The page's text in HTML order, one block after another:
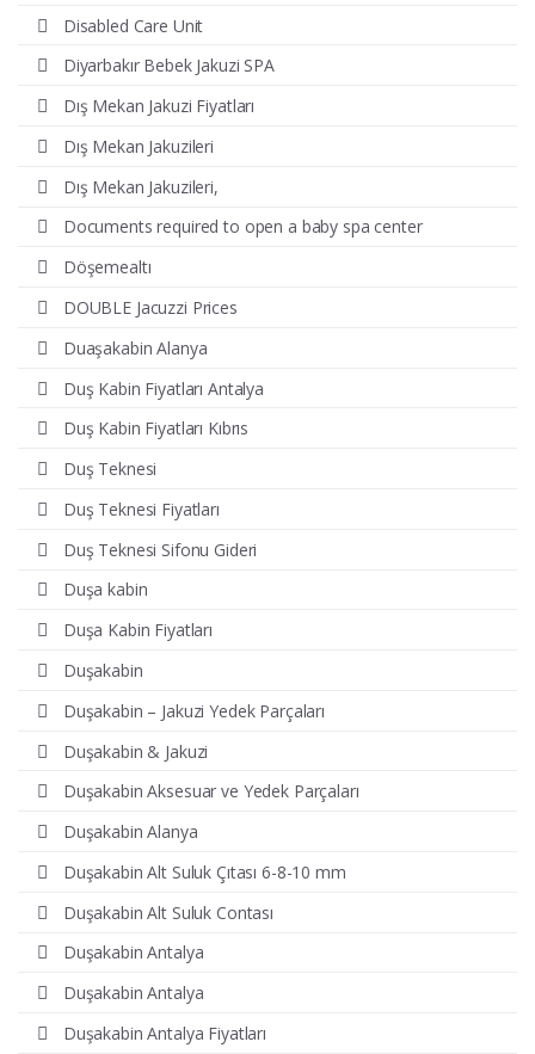
Disabled Care Unit
Diyarbakır Bebek Jakuzi SPA
Dış Mekan Jakuzi Fiyatları
Dış Mekan Jakuzileri
Dış Mekan Jakuzileri,
Documents required to open a baby spa center
Döşemealtı
DOUBLE Jacuzzi Prices
Duaşakabin Alanya
Duş Kabin Fiyatları Antalya
Duş Kabin Fiyatları Kıbrıs
Duş Teknesi
Duş Teknesi Fiyatları
Duş Teknesi Sifonu Gideri
Duşa kabin
Duşa Kabin Fiyatları
Duşakabin
Duşakabin – Jakuzi Yedek Parçaları
Duşakabin & Jakuzi
Duşakabin Aksesuar ve Yedek Parçaları
Duşakabin Alanya
Duşakabin Alt Suluk Çıtası 6-8-10 mm
Duşakabin Alt Suluk Contası
Duşakabin Antalya
Duşakabin Antalya
Duşakabin Antalya Fiyatları